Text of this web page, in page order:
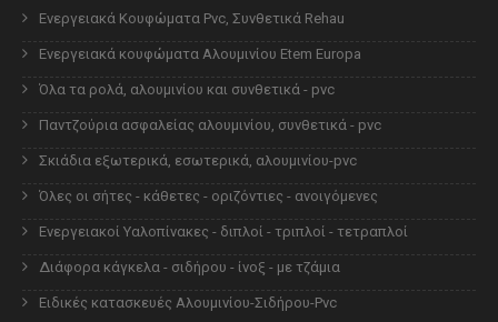
Ενεργειακά Κουφώματα Pvc, Συνθετικά Rehau
Ενεργειακά κουφώματα Αλουμινίου Etem Europa
Όλα τα ρολά, αλουμινίου και συνθετικά - pvc
Παντζούρια ασφαλείας αλουμινίου, συνθετικά - pvc
Σκιάδια εξωτερικά, εσωτερικά, αλουμινίου-pvc
Όλες οι σήτες - κάθετες - οριζόντιες - ανοιγόμενες
Ενεργειακοί Υαλοπίνακες - διπλοί - τριπλοί - τετραπλοί
Διάφορα κάγκελα - σιδήρου - ίνοξ - με τζάμια
Ειδικές κατασκευές Αλουμινίου-Σιδήρου-Pvc